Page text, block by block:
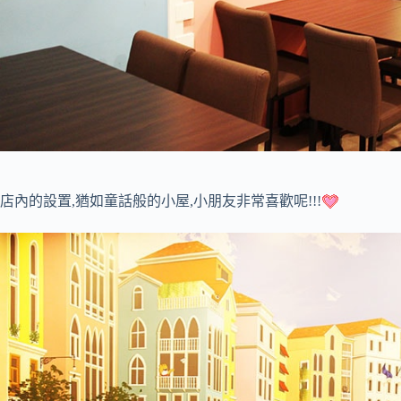
店內的設置,猶如童話般的小屋,小朋友非常喜歡呢!!!